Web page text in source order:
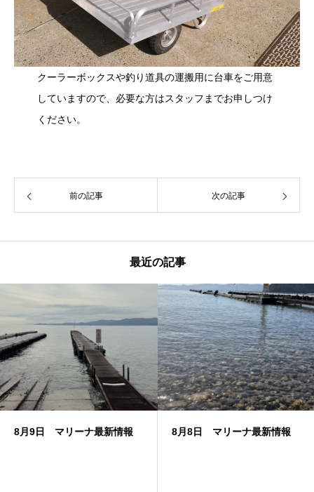
クーラーボックスや釣り道具の運搬用に台車をご用意
していますので、必要な方はスタッフまでお申しつけ
ください。
前の記事 次の記事
最近の記事
8月9日 マリーナ最新情報 8月8日 マリーナ最新情報